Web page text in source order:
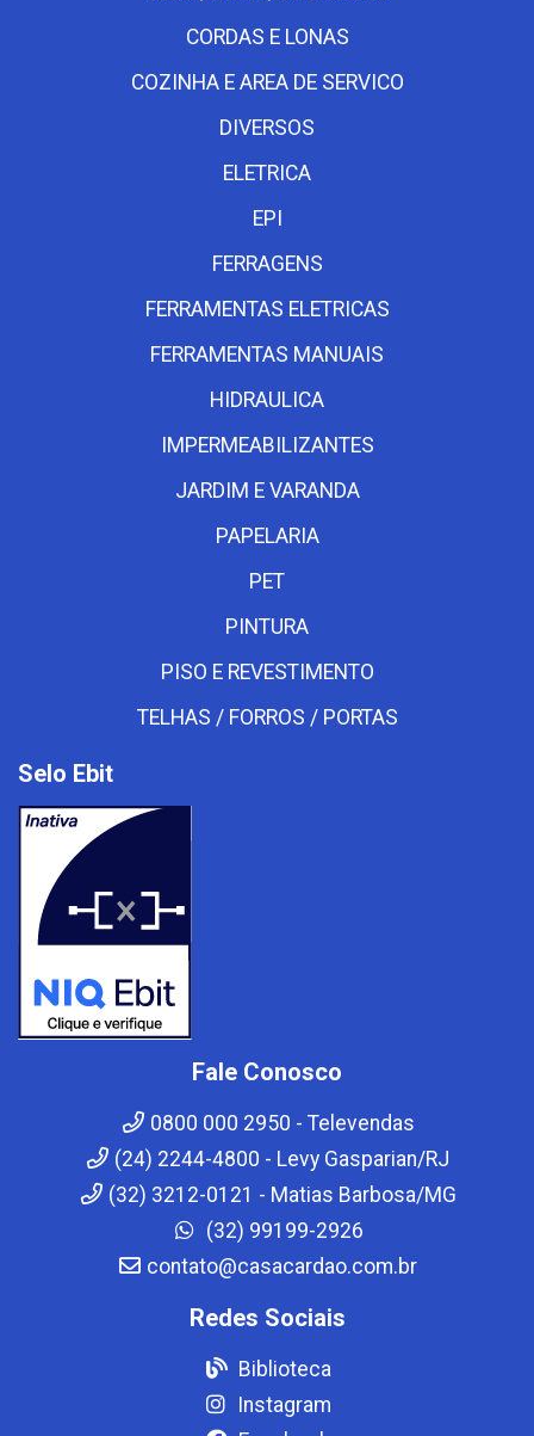
CORDAS E LONAS
COZINHA E AREA DE SERVICO
DIVERSOS
ELETRICA
EPI
FERRAGENS
FERRAMENTAS ELETRICAS
FERRAMENTAS MANUAIS
HIDRAULICA
IMPERMEABILIZANTES
JARDIM E VARANDA
PAPELARIA
PET
PINTURA
PISO E REVESTIMENTO
TELHAS / FORROS / PORTAS
Selo Ebit
Fale Conosco
0800 000 2950 - Televendas
(24) 2244-4800 - Levy Gasparian/RJ
(32) 3212-0121 - Matias Barbosa/MG
(32) 99199-2926
contato@casacardao.com.br
Redes Sociais
Biblioteca
Instagram